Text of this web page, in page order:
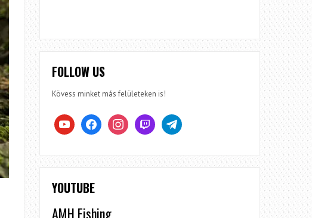
FOLLOW US
Kövess minket más felületeken is!
youtubefacebookinstagramtwitch telegram
YOUTUBE
AMH Fishing